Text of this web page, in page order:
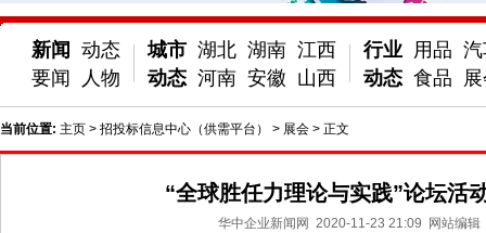
新闻
要闻
动态
人物
城市
动态
湖北 湖南 江西
河南 安徽 山西
行业
动态
用品
食品
当前位置: 主页 > 招投标信息中心（供需平台） > 展会 > 正文
“全球胜任力理论与实践”论坛活
华中企业新闻网 2020-11-23 21:09 网站编辑